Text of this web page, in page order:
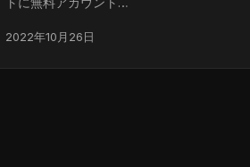
2022年10月26日